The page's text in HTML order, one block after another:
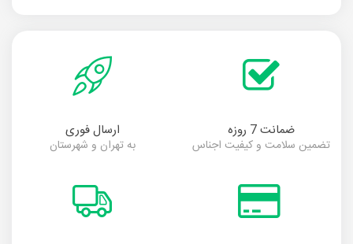
ضمانت 7 روزه
تضمین سلامت و کیفیت اجناس
ارسال فوری
به تهران و شهرستان